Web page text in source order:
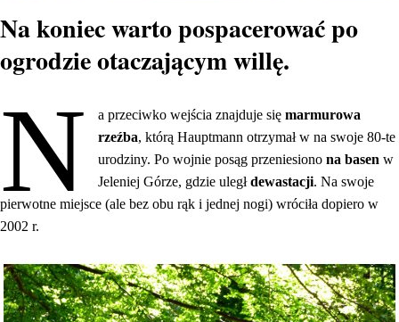
Na koniec warto pospacerować po
ogrodzie otaczającym willę.
N a przeciwko wejścia znajduje sięmarmurowa
rzeźba, którą Hauptmann otrzymał w na swoje 80-te
urodziny. Po wojnie posąg przeniesionona basen w
Jeleniej Górze, gdzie uległdewastacji. Na swoje
pierwotne miejsce (ale bez obu rąk i jednej nogi) wróciła dopiero w
2002 r.